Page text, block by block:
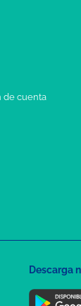
de cuenta
Descarga